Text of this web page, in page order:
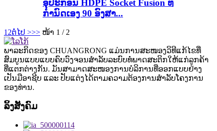
ອຸປະກອນ HDPE Socket Fusion ທີ່
ກຳນົດເອງ 90 ອົງສາ...
12ຕໍ່ໄປ >>> ໜ້າ 1 / 2
ພາລະກິດຂອງ CHUANGRONG ແມ່ນການສະໜອງວິທີແກ້ໄຂທີ່
ສົມບູນແບບແບບຄົບວົງຈອນສຳລັບລະບົບທໍ່ພາດສະຕິກໃຫ້ແກ່ລູກຄ້າ
ທີ່ແຕກຕ່າງກັນ. ມັນສາມາດສະໜອງການບໍລິການທີ່ອອກແບບຢ່າງ
ເປັນມືອາຊີບ ແລະ ປັບແຕ່ງໄດ້ຕາມຄວາມຕ້ອງການສຳລັບໂຄງການ
ຂອງທ່ານ.
ລິ້ງສັງຄົມ